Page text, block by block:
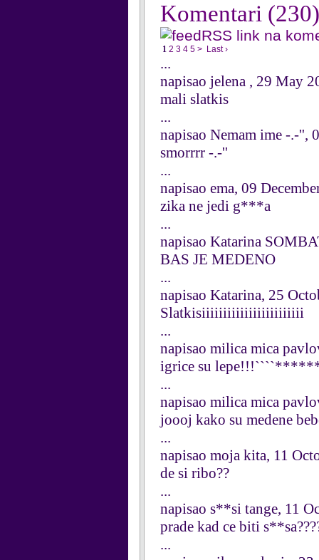
Komentari (230)
RSS link na
1 2 3 4 5 > Last ›
...
napisao jelena , 29 May
mali slatkis
...
napisao Nemam ime -.-'',
smorrrr -.-''
...
napisao ema, 09
zika ne jedi g***a
...
napisao Katarina
BAS JE MEDENO
...
napisao Katarina, 25
Slatkisiiiiiiiiiiiiiiiiiiiiiiii
...
napisao milica mica
igrice su
...
napisao milica mica
joooj kako su medene
...
napisao moja kita, 11
de si ribo??
...
napisao s**si tange, 11
prade kad ce biti
...